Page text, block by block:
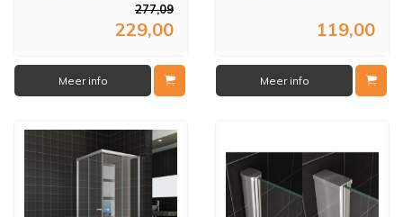
277,09
229,00
Meer info
119,00
Meer info